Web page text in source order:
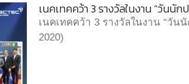
เนคเทคคว้า 3 รางวัลในงาน “วันนั
เนคเทคคว้า 3 รางวัลในงาน “วันนั
2020)